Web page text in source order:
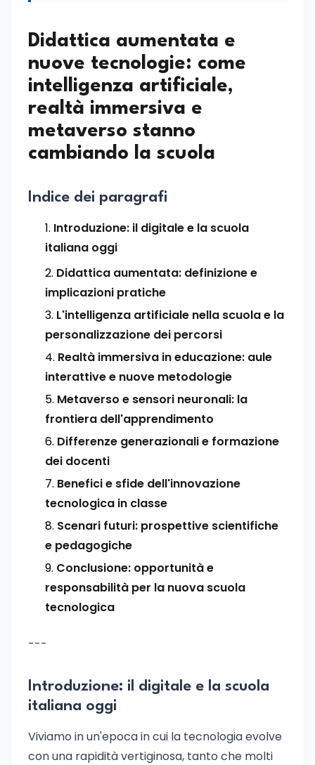
Didattica aumentata e
nuove tecnologie: come
intelligenza artificiale,
realtà immersiva e
metaverso stanno
cambiando la scuola
Indice dei paragrafi
Introduzione: il digitale e la scuola
italiana oggi
Didattica aumentata: definizione e
implicazioni pratiche
L'intelligenza artificiale nella scuola e la
personalizzazione dei percorsi
Realtà immersiva in educazione: aule
interattive e nuove metodologie
Metaverso e sensori neuronali: la
frontiera dell'apprendimento
Differenze generazionali e formazione
dei docenti
Benefici e sfide dell'innovazione
tecnologica in classe
Scenari futuri: prospettive scientifiche
e pedagogiche
Conclusione: opportunità e
responsabilità per la nuova scuola
tecnologica
---
Introduzione: il digitale e la scuola
italiana oggi
Viviamo in un'epoca in cui la tecnologia evolve
con una rapidità vertiginosa, tanto che molti